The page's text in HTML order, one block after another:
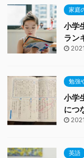
家庭
小学
ラン
勉強
小学
につ
英語